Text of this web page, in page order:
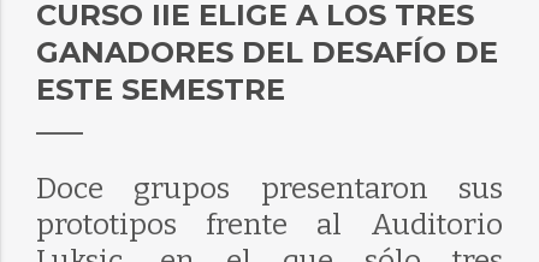
CURSO IIE ELIGE A LOS TRES
GANADORES DEL DESAFÍO DE
ESTE SEMESTRE
Doce grupos presentaron sus
prototipos frente al Auditorio